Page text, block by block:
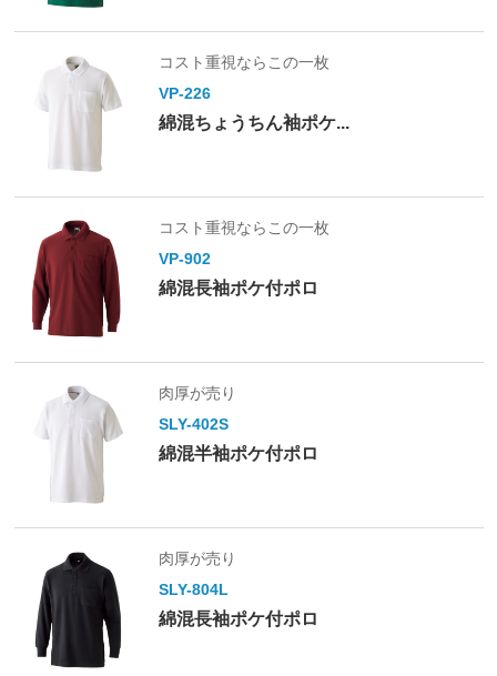
コスト重視ならこの一枚
VP-226
綿混ちょうちん袖ポケ...
コスト重視ならこの一枚
VP-902
綿混長袖ポケ付ポロ
肉厚が売り
SLY-402S
綿混半袖ポケ付ポロ
肉厚が売り
SLY-804L
綿混長袖ポケ付ポロ